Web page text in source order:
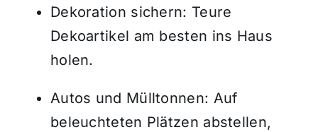
Dekoration sichern: Teure
Dekoartikel am besten ins Haus
holen.
Autos und Mülltonnen: Auf
beleuchteten Plätzen abstellen,